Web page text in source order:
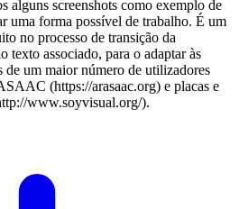
alguns screenshots como exemplo de
uma forma possível de trabalho. É um
no processo de transição da
texto associado, para o adaptar às
de um maior número de utilizadores
(https://arasaac.org) e placas e
www.soyvisual.org/).